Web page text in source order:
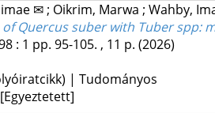
✉; Oikrim, Marwa ; Wahby,
Quercus suber with Tuber spp:
: 1 pp. 95-105. , 11 p. (2026)
| Tudományos
[Egyeztetett]